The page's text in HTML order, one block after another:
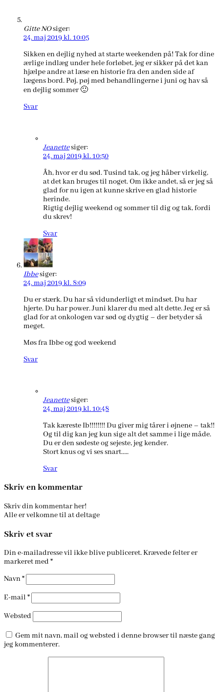
Gitte NOsiger:
24. maj 2019 kl. 10:05
Sikken en dejlig nyhed at starte weekenden på! Tak for dine
ærlige indlæg under hele forløbet, jeg er sikker på det kan
hjælpe andre at læse en historie fra den anden side af
lægens bord. Pøj, pøj med behandlingerne i juni og hav så
en dejlig sommer 🙂
Svar
Jeanettesiger:
24. maj 2019 kl. 10:50
Åh, hvor er du sød. Tusind tak, og jeg håber virkelig,
at det kan bruges til noget. Om ikke andet, så er jeg så
glad for nu igen at kunne skrive en glad historie
herinde.
Rigtig dejlig weekend og sommer til dig og tak, fordi
du skrev!
Svar
Ibbesiger:
24. maj 2019 kl. 8:09
Du er stærk. Du har så vidunderligt et mindset. Du har
hjerte. Du har power. Juni klarer du med alt dette. Jeg er så
glad for at onkologen var sød og dygtig – der betyder så
meget.
Møs fra Ibbe og god weekend
Svar
Jeanettesiger:
24. maj 2019 kl. 10:48
Tak kæreste Ib!!!!!!!! Du giver mig tårer i øjnene – tak!!
Og til dig kan jeg kun sige alt det samme i lige måde.
Du er den sødeste og sejeste, jeg kender.
Stort knus og vi ses snart…..
Svar
Skriv en kommentar
Skriv din kommentar her!
Alle er velkomne til at deltage
Skriv et svar
Din e-mailadresse vil ikke blive publiceret.Krævede felter er
markeret med *
Navn*
E-mail *
Websted
Gem mit navn, mail og websted i denne browser til næste gang
jeg kommenterer.